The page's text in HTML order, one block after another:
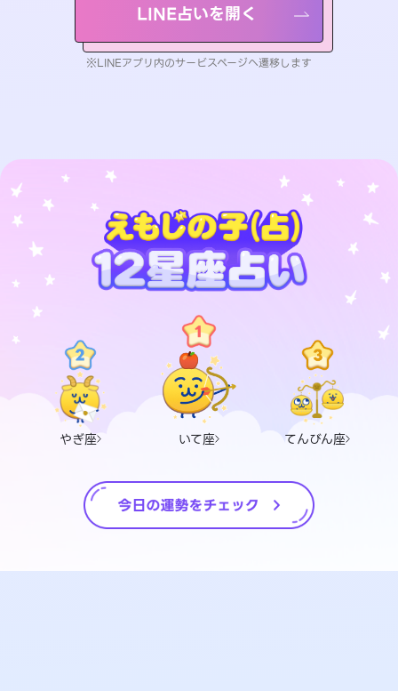
LINE占いを開く
※LINEアプリ内のサービスページへ遷移します
やぎ座 いて座 てんびん座